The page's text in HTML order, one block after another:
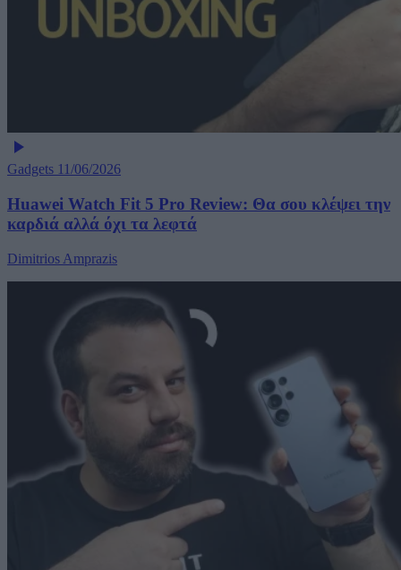
Gadgets 11/06/2026
Huawei Watch Fit 5 Pro Review: Θα σου κλέψει την
καρδιά αλλά όχι τα λεφτά
Dimitrios Amprazis